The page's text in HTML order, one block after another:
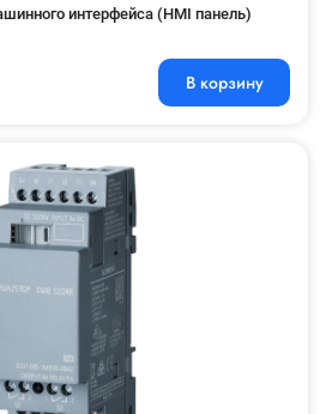
интерфейса (HMI панель)
В корзину